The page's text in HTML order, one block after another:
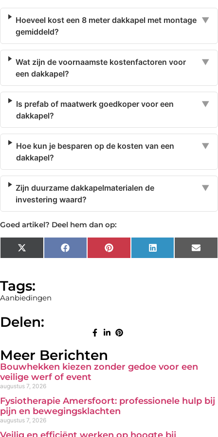
Hoeveel kost een 8 meter dakkapel met montage
gemiddeld?
▼
Wat zijn de voornaamste kostenfactoren voor
een dakkapel?
▼
Is prefab of maatwerk goedkoper voor een
dakkapel?
▼
Hoe kun je besparen op de kosten van een
dakkapel?
▼
Zijn duurzame dakkapelmaterialen de
investering waard?
▼
Goed artikel? Deel hem dan op:
X
(Twitter)
Facebook Pinterest LinkedIn
Tags:
Aanbiedingen
Delen:
Meer Berichten
Bouwhekken kiezen zonder gedoe voor een
veilige werf of event
augustus 7, 2026
Fysiotherapie Amersfoort: professionele hulp bij
pijn en bewegingsklachten
augustus 7, 2026